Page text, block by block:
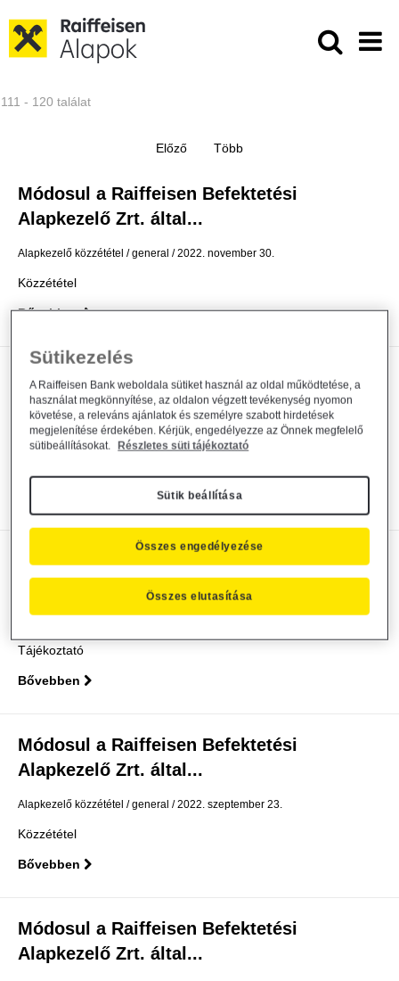
Közzétételek - Raiffeisen
111 - 120 találat
Módosul a Raiffeisen Befektetési
Alapkezelő Zrt. által...
Alapkezelő közzététel general 2022. november 30.
Közzététel
Bővebben
Módosult a Raiffeisen Befektetési
Alapkezelő Zrt....
Alapkezelő közzététel general 2022. október 21.
Tájékoztatás a szerepvállalási politika
végrehajtásáról -...
Tájékoztató
Bővebben
Módosul a Raiffeisen Befektetési
Alapkezelő Zrt. által...
Alapkezelő közzététel general 2022. szeptember 23.
Közzététel
Bővebben
Módosul a Raiffeisen Befektetési
Alapkezelő Zrt. által...
Sütikezelés
A Raiffeisen Bank weboldala sütiket használ az oldal működtetése, a
használat megkönnyítése, az oldalon végzett tevékenység nyomon
követése, a releváns ajánlatok és személyre szabott hirdetések
megjelenítése érdekében. Kérjük, engedélyezze az Önnek megfelelő
sütibeállításokat.
Részletes süti tájékoztató
Sütik beállítása
Összes elutasítása
Összes engedélyezése